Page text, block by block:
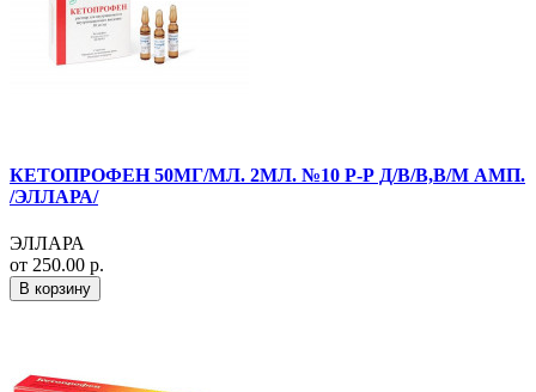
КЕТОПРОФЕН 50МГ/МЛ. 2МЛ. №10 Р-Р Д/В/В,В/М АМП.
/ЭЛЛАРА/
ЭЛЛАРА
от 250.00 р.
В корзину